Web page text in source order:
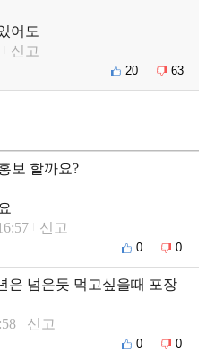
어도
신고
20 63
보 할까요?
신고
0 0
은 넘은듯 먹고싶을때 포장
신고
0 0